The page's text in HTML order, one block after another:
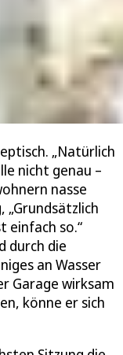
„Natürlich
nicht genau –
nasse
„Grundsätzlich
einfach so.“
durch die
an Wasser
Garage wirksam
könne er sich